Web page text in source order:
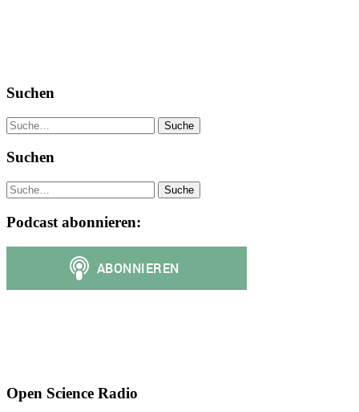
Suchen
Suche
Suchen
Suche
Podcast abonnieren:
Open Science Radio